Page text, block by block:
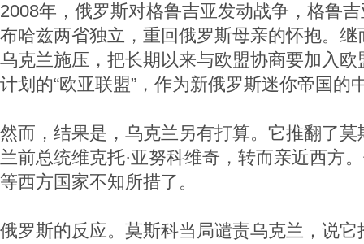
2008年，俄罗斯对格鲁吉亚发动战争，格鲁
布哈兹两省独立，重回俄罗斯母亲的怀抱。
乌克兰施压，把长期以来与欧盟协商要加入
计划的“欧亚联盟”，作为新俄罗斯迷你帝国的
然而，结果是，乌克兰另有打算。它推翻了
兰前总统维克托·亚努科维奇，转而亲近西方
等西方国家不知所措了。
俄罗斯的反应。莫斯科当局谴责乌克兰，说